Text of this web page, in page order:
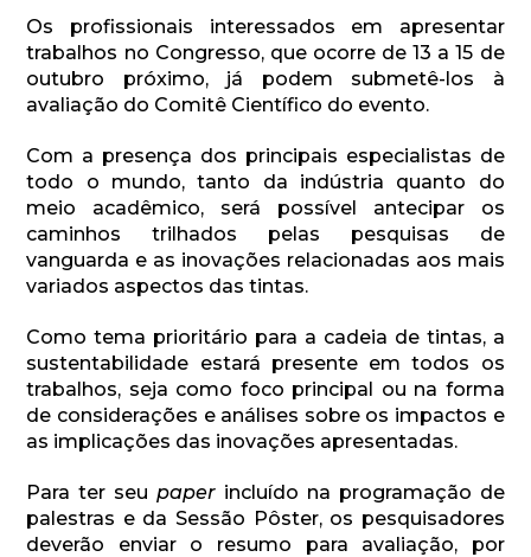
Os profissionais interessados em apresentar
trabalhos no Congresso, que ocorre de 13 a 15 de
outubro próximo, já podem submetê-los à
avaliação do Comitê Científico do evento.
Com a presença dos principais especialistas de
todo o mundo, tanto da indústria quanto do
meio acadêmico, será possível antecipar os
caminhos trilhados pelas pesquisas de
vanguarda e as inovações relacionadas aos mais
variados aspectos das tintas.
Como tema prioritário para a cadeia de tintas, a
sustentabilidade estará presente em todos os
trabalhos, seja como foco principal ou na forma
de considerações e análises sobre os impactos e
as implicações das inovações apresentadas.
Para ter seupaper incluído na programação de
palestras e da Sessão Pôster, os pesquisadores
deverão enviar o resumo para avaliação, por